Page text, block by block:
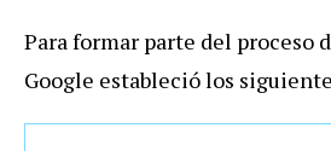
Para formar parte del proceso
Google estableció los